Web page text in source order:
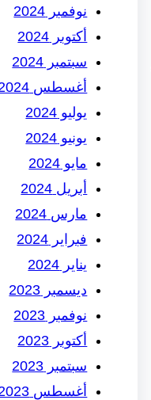
نوفمبر 2024
أكتوبر 2024
سبتمبر 2024
أغسطس 2024
يوليو 2024
يونيو 2024
مايو 2024
أبريل 2024
مارس 2024
فبراير 2024
يناير 2024
ديسمبر 2023
نوفمبر 2023
أكتوبر 2023
سبتمبر 2023
أغسطس 2023